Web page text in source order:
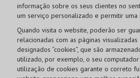
informação sobre os seus clientes no
um serviço personalizado e permitir uma
Quando visita o website, poderão ser
relacionadas com as páginas
designados “cookies”, que são
utilizado, por exemplo, o seu
utilização de cookies garante o correto